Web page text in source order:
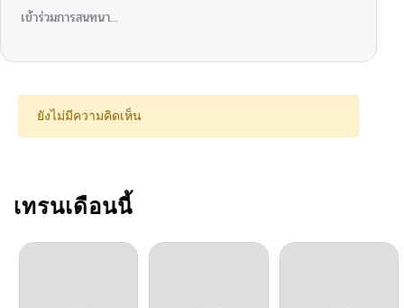
เข้าร่วมการสนทนา...
ยังไม่มีความคิดเห็น
เทรนเดือนนี้